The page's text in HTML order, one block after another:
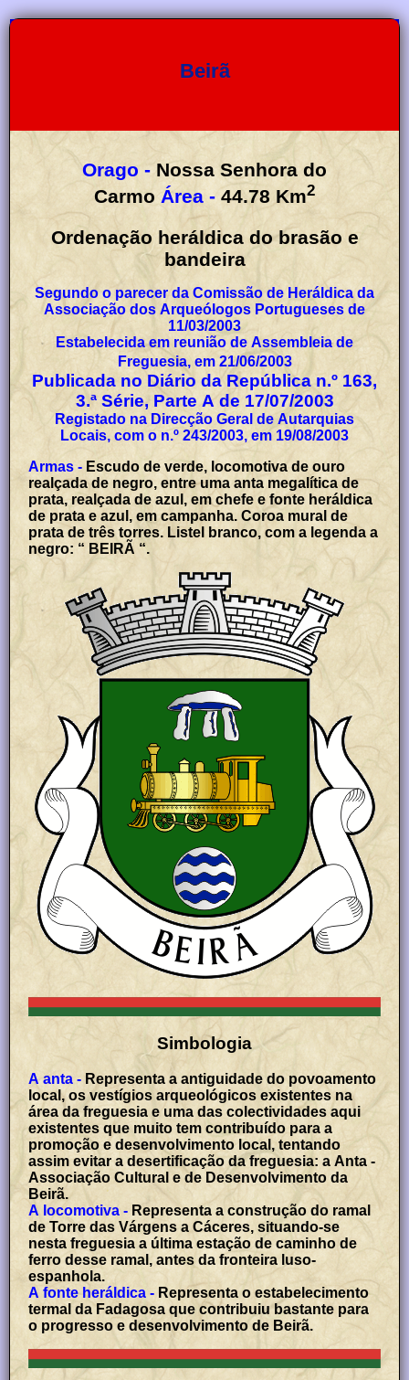
Beirã
Orago - Nossa Senhora do
Carmo Área - 44.78 Km2
Ordenação heráldica do brasão e
bandeira
Segundo o parecer da Comissão de Heráldica da
Associação dos Arqueólogos Portugueses de
11/03/2003
Estabelecida em reunião de Assembleia de
Freguesia, em 21/06/2003
Publicada no Diário da República n.º 163,
3.ª Série, Parte A de 17/07/2003
Registado na Direcção Geral de Autarquias
Locais, com o n.º 243/2003, em 19/08/2003
Armas - Escudo de verde, locomotiva de ouro
realçada de negro, entre uma anta megalítica de
prata, realçada de azul, em chefe e fonte heráldica
de prata e azul, em campanha. Coroa mural de
prata de três torres. Listel branco, com a legenda a
negro: “ BEIRÃ “.
Simbologia
A anta - Representa a antiguidade do povoamento
local, os vestígios arqueológicos existentes na
área da freguesia e uma das colectividades aqui
existentes que muito tem contribuído para a
promoção e desenvolvimento local, tentando
assim evitar a desertificação da freguesia: a Anta -
Associação Cultural e de Desenvolvimento da
Beirã.
A locomotiva - Representa a construção do ramal
de Torre das Várgens a Cáceres, situando-se
nesta freguesia a última estação de caminho de
ferro desse ramal, antes da fronteira luso-
espanhola.
A fonte heráldica - Representa o estabelecimento
termal da Fadagosa que contribuiu bastante para
o progresso e desenvolvimento de Beirã.